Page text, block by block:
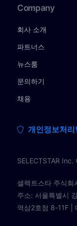
Company
회사 소개
파트너스
뉴스룸
문의하기
채용
개인정보처리
SELECTSTAR
셀렉트스타 주식
주소: 서울특별시
역삼2호점 8-11F |